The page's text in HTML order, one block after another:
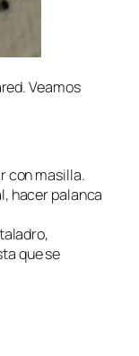
Veamos
con masilla.
hacer palanca
que se